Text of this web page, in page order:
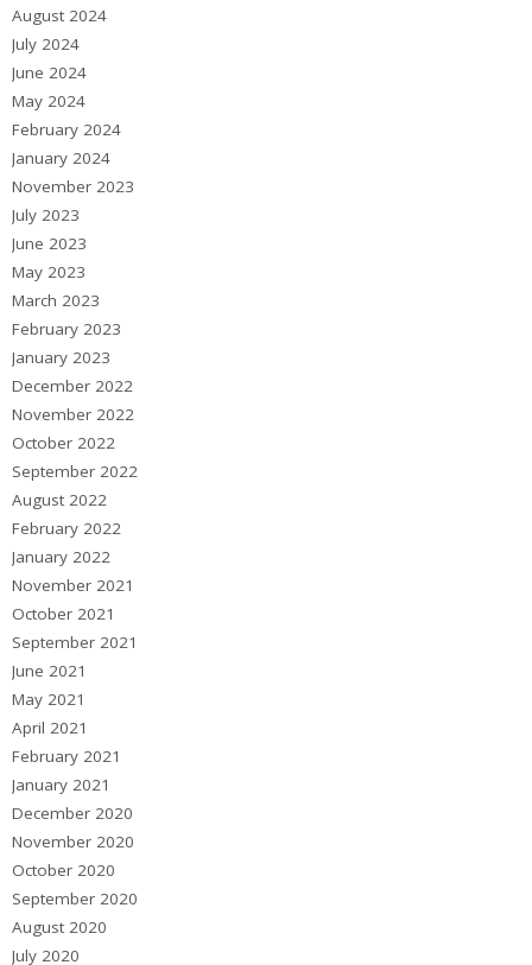
August 2024
July 2024
June 2024
May 2024
February 2024
January 2024
November 2023
July 2023
June 2023
May 2023
March 2023
February 2023
January 2023
December 2022
November 2022
October 2022
September 2022
August 2022
February 2022
January 2022
November 2021
October 2021
September 2021
June 2021
May 2021
April 2021
February 2021
January 2021
December 2020
November 2020
October 2020
September 2020
August 2020
July 2020